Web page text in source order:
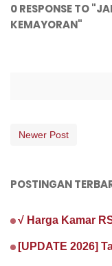
0 RESPONSE TO
KEMAYORAN"
Newer Post
POSTINGAN
√ Harga Kamar
[UPDATE 2026]